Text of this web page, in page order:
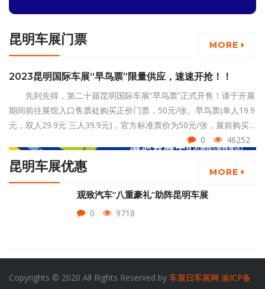
昆明车展门票 MORE
2023昆明国际车展“早鸟票”限量供应，速速开抢！！
先到先得，第二十届昆明国际车展“早鸟票”正式开售！请于开展
期间前往展馆入口售票处购买正价门票，50元/张。早鸟票(单人19.9
元，双人29.9元 三人39.9元)，官方标准票价为50元/张，展前购买
0 46252
昆明车展优惠 MORE
观致汽车“八重豪礼”助阵昆明车展
0 9718
Copyrights © 2020 All Rights Reserved by 车展日车展网 渝ICP备